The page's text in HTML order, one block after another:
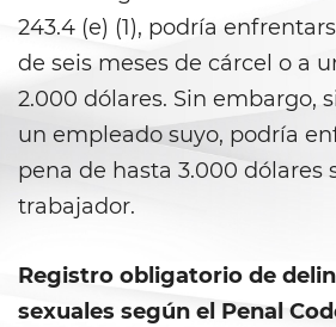
Robbery
Violent Crimes
Dissuading A
243.4 (e) (1), podría
de seis meses de cárcel o a
2.000 dólares. Sin embargo,
un empleado suyo, podría
pena de hasta 3.000 dólares
trabajador.
Registro obligatorio de
sexuales según el Penal